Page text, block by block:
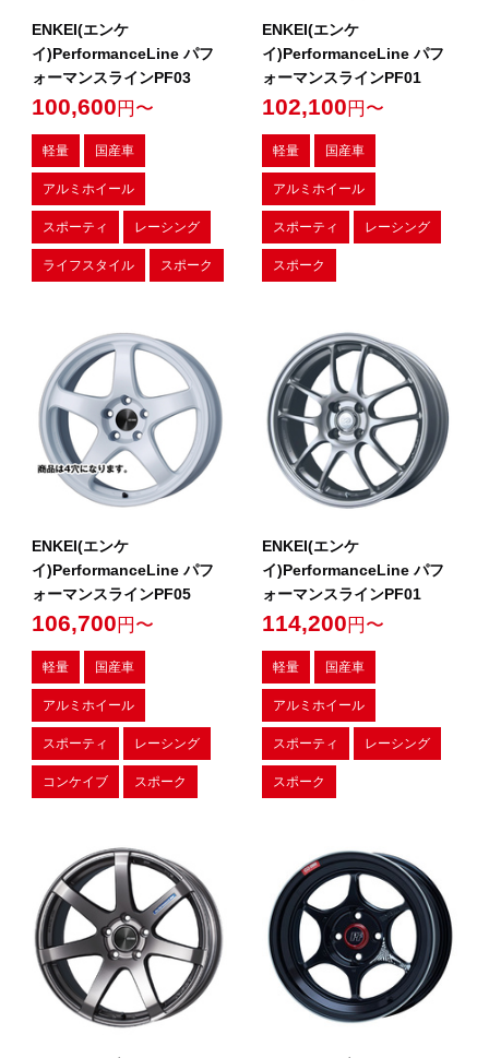
ENKEI(エンケ
イ)PerformanceLine パフ
ォーマンスラインPF03
100,600 円〜
軽量 国産車
アルミホイール
スポーティ レーシング
ライフスタイル スポーク
ENKEI(エンケ
イ)PerformanceLine パフ
ォーマンスラインPF01
102,100 円〜
軽量 国産車
アルミホイール
スポーティ レーシング
スポーク
ENKEI(エンケ
イ)PerformanceLine パフ
ォーマンスラインPF05
106,700 円〜
軽量 国産車
アルミホイール
スポーティ レーシング
コンケイブ スポーク
ENKEI(エンケ
イ)PerformanceLine パフ
ォーマンスラインPF01
114,200 円〜
軽量 国産車
アルミホイール
スポーティ レーシング
スポーク